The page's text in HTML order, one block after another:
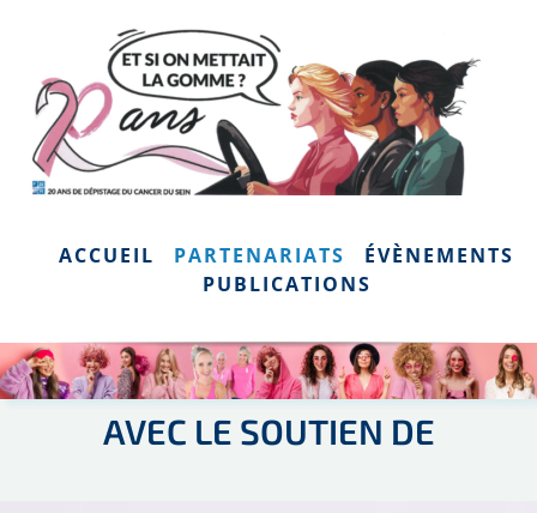
content
ACCUEIL PARTENARIATS
ÉVÈNEMENTS
PUBLICATIONS
AVEC LE SOUTIEN DE